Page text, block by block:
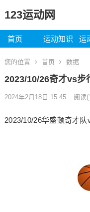
123运动网
首页 运动知识 运
您的位置 首页 数据
2023/10/26奇才vs步
2024年2月18日 15:45 阅读
2023/10/26华盛顿奇才